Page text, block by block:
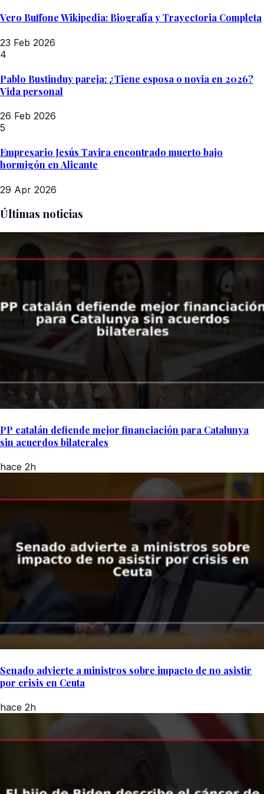
Vero Buffone Wikipedia: Biografía y Trayectoria Completa
23 Feb 2026
4
Pablo Bustinduy pareja: ¿Tiene esposa o novia en 2026?
Vida personal
26 Feb 2026
5
Empresario Jesús Tavira encontrado muerto bajo
hormigón en Alicante
29 Apr 2026
Últimas noticias
PP catalán defiende mejor financiación para Catalunya
sin acuerdos bilaterales
hace 2h
Senado advierte a ministros sobre impacto de no asistir
por crisis en Ceuta
hace 2h